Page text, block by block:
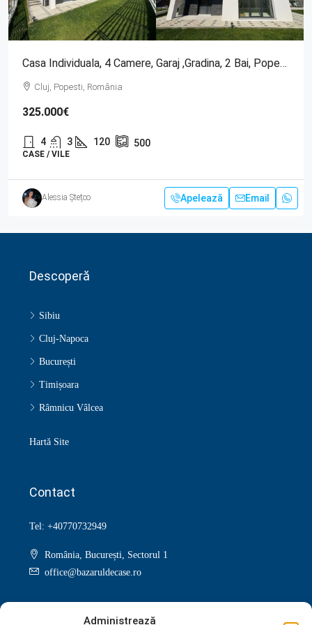
Administrează
Casa Individuala, 4 Camere, Garaj ,gradina, 2 Bai, Popesti , Baciu
Cluj, Popesti, România
325.000€
4 3 120 500
CASE / VILE
Alessia Ștețco Apelează Email
Descoperă
Sibiu
Cluj-Napoca
București
Timișoara
Râmnicu Vâlcea
Hartă Site
Contact
Tel: +40770732949
România, București, Sectorul 1
office@bazaruldecase.ro